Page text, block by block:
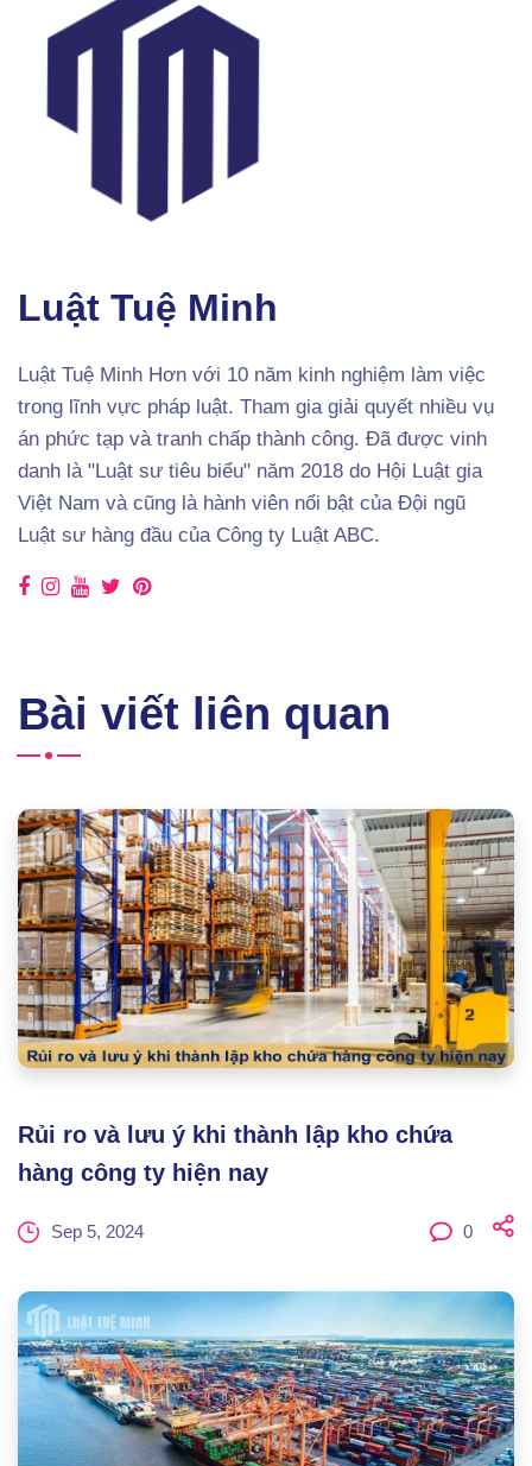
Luật Tuệ Minh
Luật Tuệ Minh Hơn với 10 năm kinh nghiệm làm việc
trong lĩnh vực pháp luật. Tham gia giải quyết nhiều vụ
án phức tạp và tranh chấp thành công. Đã được vinh
danh là "Luật sư tiêu biểu" năm 2018 do Hội Luật gia
Việt Nam và cũng là hành viên nổi bật của Đội ngũ
Luật sư hàng đầu của Công ty Luật ABC.
Bài viết liên quan
Rủi ro và lưu ý khi thành lập kho chứa
hàng công ty hiện nay
Sep 5, 2024 0